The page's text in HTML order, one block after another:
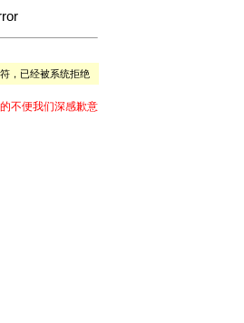
，已经被系统拒绝
不便我们深感歉意